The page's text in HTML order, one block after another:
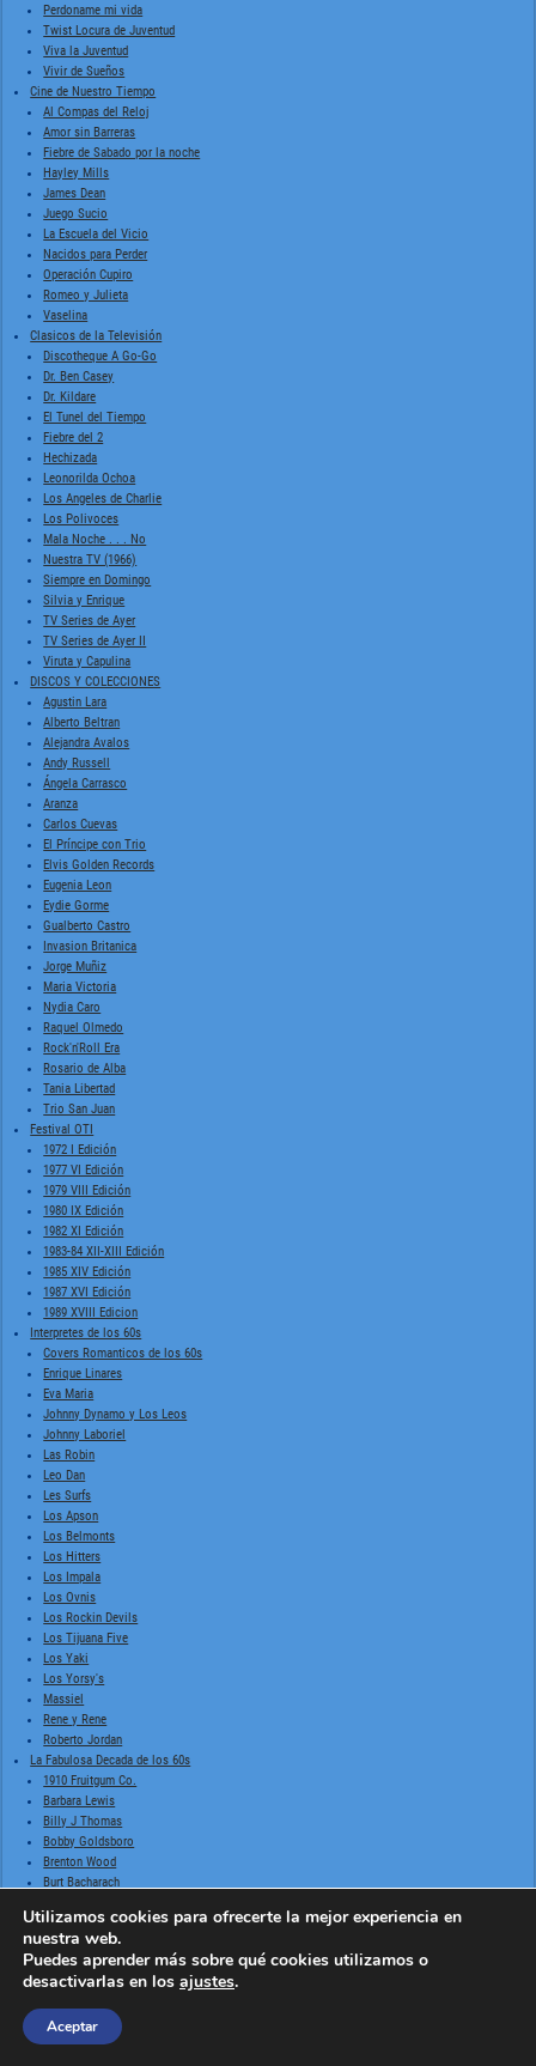
Perdoname mi vida
Twist Locura de Juventud
Viva la Juventud
Vivir de Sueños
Cine de Nuestro Tiempo
Al Compas del Reloj
Amor sin Barreras
Fiebre de Sabado por la noche
Hayley Mills
James Dean
Juego Sucio
La Escuela del Vicio
Nacidos para Perder
Operación Cupiro
Romeo y Julieta
Vaselina
Clasicos de la Televisión
Discotheque A Go-Go
Dr. Ben Casey
Dr. Kildare
El Tunel del Tiempo
Fiebre del 2
Hechizada
Leonorilda Ochoa
Los Angeles de Charlie
Los Polivoces
Mala Noche . . . No
Nuestra TV (1966)
Siempre en Domingo
Silvia y Enrique
TV Series de Ayer
TV Series de Ayer II
Viruta y Capulina
DISCOS Y COLECCIONES
Agustin Lara
Alberto Beltran
Alejandra Avalos
Andy Russell
Ángela Carrasco
Aranza
Carlos Cuevas
El Príncipe con Trio
Elvis Golden Records
Eugenia Leon
Eydie Gorme
Gualberto Castro
Invasion Britanica
Jorge Muñiz
Maria Victoria
Nydia Caro
Raquel Olmedo
Rock'n'Roll Era
Rosario de Alba
Tania Libertad
Trio San Juan
Festival OTI
1972 I Edición
1977 VI Edición
1979 VIII Edición
1980 IX Edición
1982 XI Edición
1983-84 XII-XIII Edición
1985 XIV Edición
1987 XVI Edición
1989 XVIII Edicion
Interpretes de los 60s
Covers Romanticos de los 60s
Enrique Linares
Eva Maria
Johnny Dynamo y Los Leos
Johnny Laboriel
Las Robin
Leo Dan
Les Surfs
Los Apson
Los Belmonts
Los Hitters
Los Impala
Los Ovnis
Los Rockin Devils
Los Tijuana Five
Los Yaki
Los Yorsy's
Massiel
Rene y Rene
Roberto Jordan
La Fabulosa Decada de los 60s
1910 Fruitgum Co.
Barbara Lewis
Billy J Thomas
Bobby Goldsboro
Brenton Wood
Burt Bacharach
Classics IV
Creedence Clearwater Revival
Dionne Warwick
El Bubblegum
Gary Lewis & The Playboys
Johnny Rivers
Utilizamos cookies para ofrecerte la mejor experiencia en
nuestra web.
Puedes aprender más sobre qué cookies utilizamos o
desactivarlas en los ajustes.
Aceptar